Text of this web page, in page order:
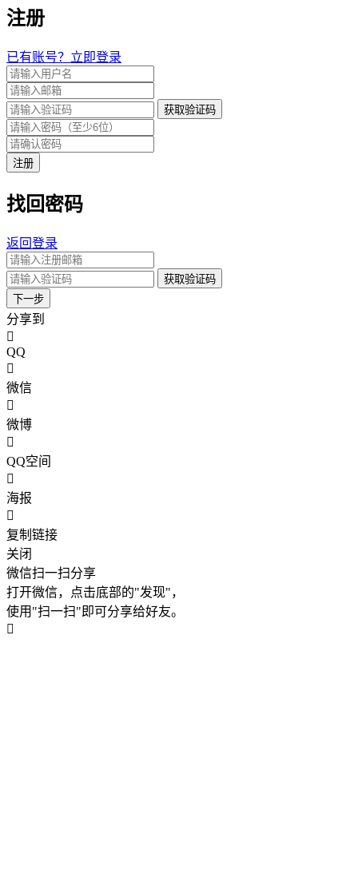
注册
已有账号？立即登录
获取验证码
注册
找回密码
返回登录
获取验证码
下一步
分享到
QQ
微信
微博
QQ空间
海报
复制链接
关闭
微信扫一扫分享
打开微信，点击底部的"发现"，
使用"扫一扫"即可分享给好友。